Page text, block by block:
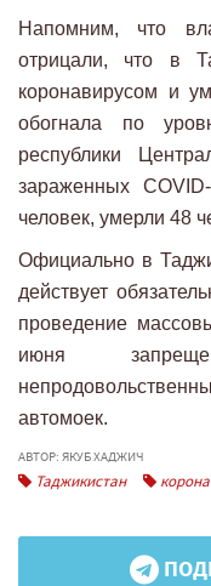
Напомним, что
отрицали, что в
коронавирусом и
обогнала по
республики
зараженных
человек, умерли 48
Официально в
действует
проведение
июня
автомоек.
АВТОР: ЯКУБ ХАДЖИЧ
Таджикистан